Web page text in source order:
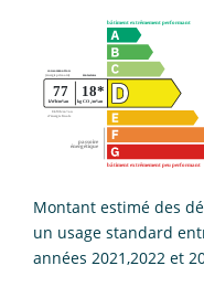
Montant estimé des
un usage standard
années 2021,2022 et